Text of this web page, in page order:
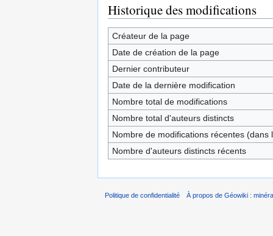
Historique des modifications
Créateur de la page
Date de création de la page
Dernier contributeur
Date de la dernière modification
Nombre total de modifications
Nombre total d'auteurs distincts
Nombre de modifications récentes (dans
Nombre d'auteurs distincts récents
Politique de confidentialité À propos de Géowiki :